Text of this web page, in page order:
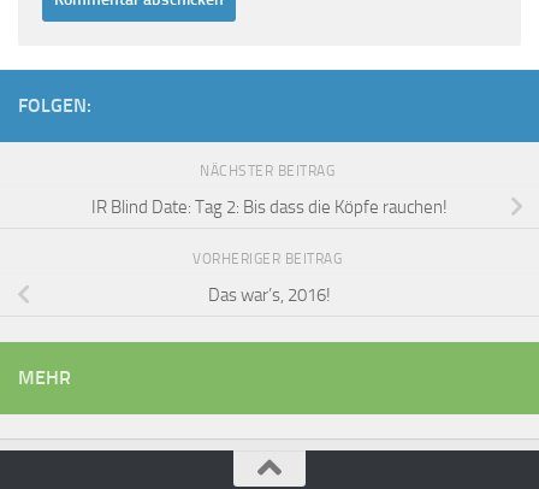
FOLGEN:
NÄCHSTER BEITRAG
IR Blind Date: Tag 2: Bis dass die Köpfe rauchen!
VORHERIGER BEITRAG
Das war’s, 2016!
MEHR